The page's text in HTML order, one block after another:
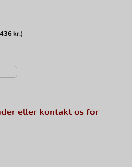
kr.)
eller kontakt os for